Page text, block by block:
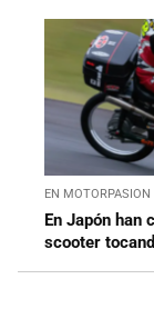
EN
En Japón han
scooter